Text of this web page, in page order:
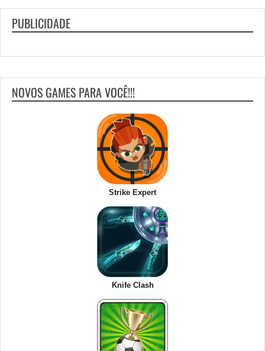
PUBLICIDADE
NOVOS GAMES PARA VOCÊ!!!
Strike Expert
Knife Clash